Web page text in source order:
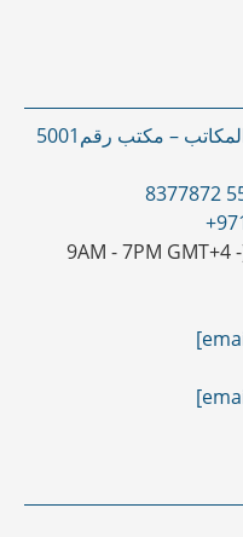
بناية فندق ايبيس – مدخل المكاتب – مكتب رقم5001
(9AM - 7PM GMT+4 -